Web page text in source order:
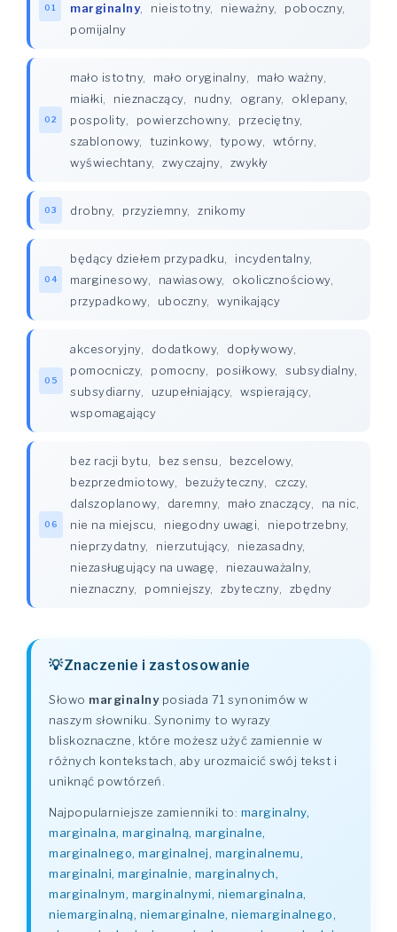
01
marginalny, nieistotny, nieważny, poboczny,
pomijalny
02
mało istotny, mało oryginalny, mało ważny,
miałki, nieznaczący, nudny, ograny, oklepany,
pospolity, powierzchowny, przeciętny,
szablonowy, tuzinkowy, typowy, wtórny,
wyświechtany, zwyczajny, zwykły
03 drobny, przyziemny, znikomy
04
będący dziełem przypadku, incydentalny,
marginesowy, nawiasowy, okolicznościowy,
przypadkowy, uboczny, wynikający
05
akcesoryjny, dodatkowy, dopływowy,
pomocniczy, pomocny, posiłkowy, subsydialny,
subsydiarny, uzupełniający, wspierający,
wspomagający
06
bez racji bytu, bez sensu, bezcelowy,
bezprzedmiotowy, bezużyteczny, czczy,
dalszoplanowy, daremny, mało znaczący, na nic,
nie na miejscu, niegodny uwagi, niepotrzebny,
nieprzydatny, nierzutujący, niezasadny,
niezasługujący na uwagę, niezauważalny,
nieznaczny, pomniejszy, zbyteczny, zbędny
Znaczenie i zastosowanie
Słowo marginalnyposiada 71 synonimów w
naszym słowniku. Synonimy to wyrazy
bliskoznaczne, które możesz użyć zamiennie w
różnych kontekstach, aby urozmaicić swój tekst i
uniknąć powtórzeń.
Najpopularniejsze zamienniki to: marginalny,
marginalna, marginalną, marginalne,
marginalnego, marginalnej, marginalnemu,
marginalni, marginalnie, marginalnych,
marginalnym, marginalnymi, niemarginalna,
niemarginalną, niemarginalne, niemarginalnego,